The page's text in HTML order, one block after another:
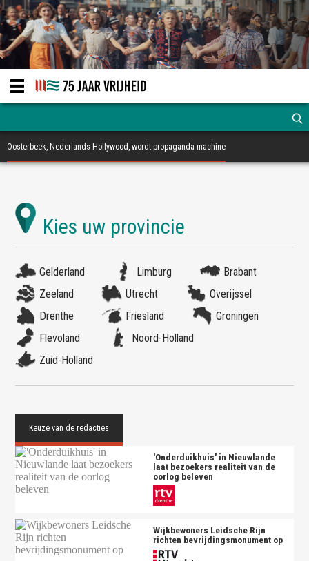
Oosterbeek, Nederlands Hollywood, wordt propaganda-machine
Gelderland Limburg
Brabant
Zeeland
Utrecht
Overijssel
Drenthe
Friesland
Groningen
Flevoland
Noord-Holland
Zuid-Holland
'Onderduikhuis' in Nieuwlande
laat bezoekers realiteit van de
oorlog beleven
Wijkbewoners Leidsche Rijn
richten bevrijdingsmonument op